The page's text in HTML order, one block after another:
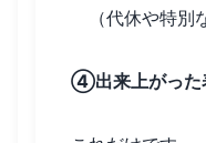
（代休や特別
④出来上がった